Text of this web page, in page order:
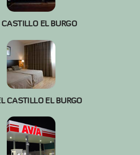
EL BURGO
CASTILLO EL BURGO